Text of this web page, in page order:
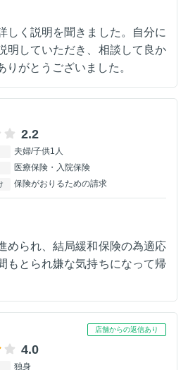
しく説明を聞きました。自分に
明していただき、相談して良か
りがとうございました。
2.2
夫婦/子供1人
医療保険・入院保険
保険がおりるための請求
められ、結局緩和保険の為適応
もとられ嫌な気持ちになって帰
店舗からの返信あり
4.0
独身